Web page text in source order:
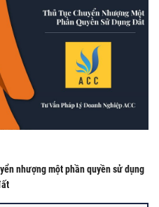
phần quyền sử dụng